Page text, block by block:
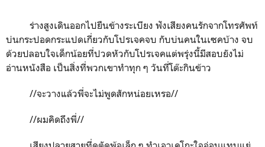
ร่างสูงเดินออกไปยืนข้างระเบียง ฟังเสียงคนรักจากโทรศัพท์
บ่นกระปอดกระแปดเกี่ยวกับโปรเจคจบ กับบ่นคนในเซคบ้าง จบ
ด้วยปลอบใจเด็กน้อยที่ปวดหัวกับโปรเจคแต่พรุ่งนี้มีสอบยังไม่
อ่านหนังสือ เป็นสิ่งที่พวกเขาทำทุก ๆ วันที่โต๊ะกินข้าว
//จะวางแล้วพี่จะไม่พูดสักหน่อยเหรอ//
//ผมคิดถึงพี่//